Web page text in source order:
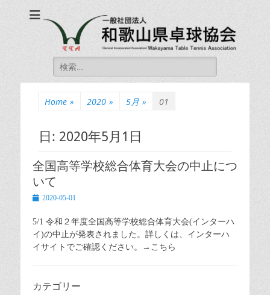
一般社団法人和歌山
県卓球協会
Wakayama Table
Tennis Association
一般社団法人和歌山県卓球協会 公式ホームページ
Search
for:
Home » 2020 » 5月 » 01
日: 2020年5月1日
全国高等学校総合体育大会の中止につ
いて
Posted2020-05-01
5/1 令和２年度全国高等学校総合体育大会(インターハ
イ)の中止が発表されました。詳しくは、インターハ
イサイトでご確認ください。→こちら
カテゴリー